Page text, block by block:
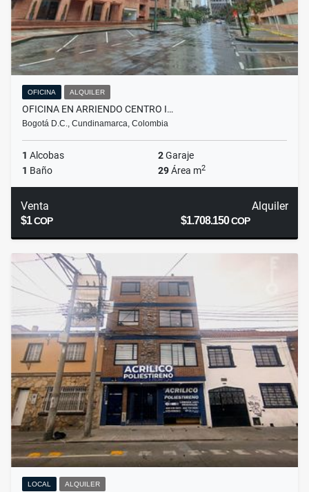
OFICINA ALQUILER
OFICINA EN ARRIENDO CENTRO I…
Bogotá D.C., Cundinamarca, Colombia
1 Alcobas 2Garaje
1 Baño 29Área m2
Venta
$1COP
Alquiler
$1.708.150COP
LOCAL ALQUILER